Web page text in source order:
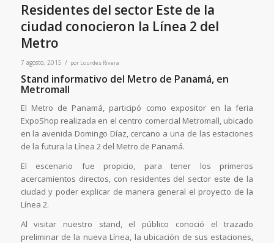
Residentes del sector Este de la
ciudad conocieron la Línea 2 del
Metro
7 agosto, 2015 / por Lourdes Rivera
Stand informativo del Metro de Panamá, en
Metromall
El Metro de Panamá, participó como expositor en la feria
ExpoShop realizada en el centro comercial Metromall, ubicado
en la avenida Domingo Díaz, cercano a una de las estaciones
de la futura la Línea 2 del Metro de Panamá.
El escenario fue propicio, para tener los primeros
acercamientos directos, con residentes del sector este de la
ciudad y poder explicar de manera general el proyecto de la
Línea 2.
Al visitar nuestro stand, el público conoció el trazado
preliminar de la nueva Línea, la ubicación de sus estaciones,